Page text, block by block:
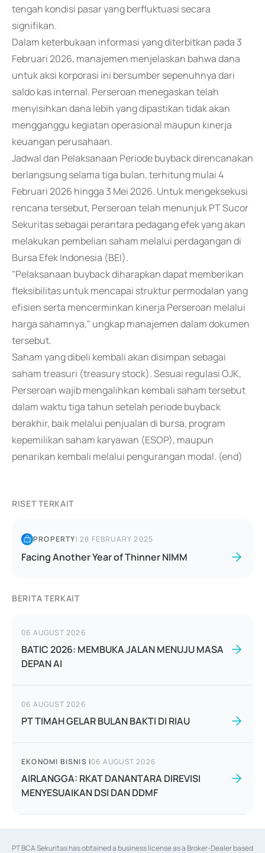
tengah kondisi pasar yang berfluktuasi secara
signifikan.
Dalam keterbukaan informasi yang diterbitkan pada 3
Februari 2026, manajemen menjelaskan bahwa dana
untuk aksi korporasi ini bersumber sepenuhnya dari
saldo kas internal. Perseroan menegaskan telah
menyisihkan dana lebih yang dipastikan tidak akan
mengganggu kegiatan operasional maupun kinerja
keuangan perusahaan.
Jadwal dan Pelaksanaan Periode buyback direncanakan
berlangsung selama tiga bulan, terhitung mulai 4
Februari 2026 hingga 3 Mei 2026. Untuk mengeksekusi
rencana tersebut, Perseroan telah menunjuk PT Sucor
Sekuritas sebagai perantara pedagang efek yang akan
melakukan pembelian saham melalui perdagangan di
Bursa Efek Indonesia (BEI).
"Pelaksanaan buyback diharapkan dapat memberikan
fleksibilitas untuk mencapai struktur permodalan yang
efisien serta mencerminkan kinerja Perseroan melalui
harga sahamnya," ungkap manajemen dalam dokumen
tersebut.
Saham yang dibeli kembali akan disimpan sebagai
saham treasuri (treasury stock). Sesuai regulasi OJK,
Perseroan wajib mengalihkan kembali saham tersebut
dalam waktu tiga tahun setelah periode buyback
berakhir, baik melalui penjualan di bursa, program
kepemilikan saham karyawan (ESOP), maupun
penarikan kembali melalui pengurangan modal. (end)
RISET TERKAIT
PROPERTY|28 FEBRUARY 2025
Facing Another Year of Thinner NIMM
BERITA TERKAIT
06 AUGUST 2026
BATIC 2026: MEMBUKA JALAN MENUJU MASA
DEPAN AI
06 AUGUST 2026
PT TIMAH GELAR BULAN BAKTI DI RIAU
EKONOMI BISNIS |06 AUGUST 2026
AIRLANGGA: RKAT DANANTARA DIREVISI
MENYESUAIKAN DSI DAN DDMF
PT BCA Sekuritas has obtained a business license as a Broker-Dealer based